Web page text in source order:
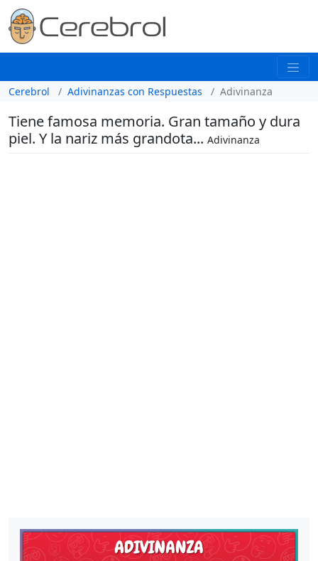
Cerebrol Adivinanzas con Respuestas Adivinanza
Tiene famosa memoria. Gran tamaño y dura
piel. Y la nariz más grandota... Adivinanza